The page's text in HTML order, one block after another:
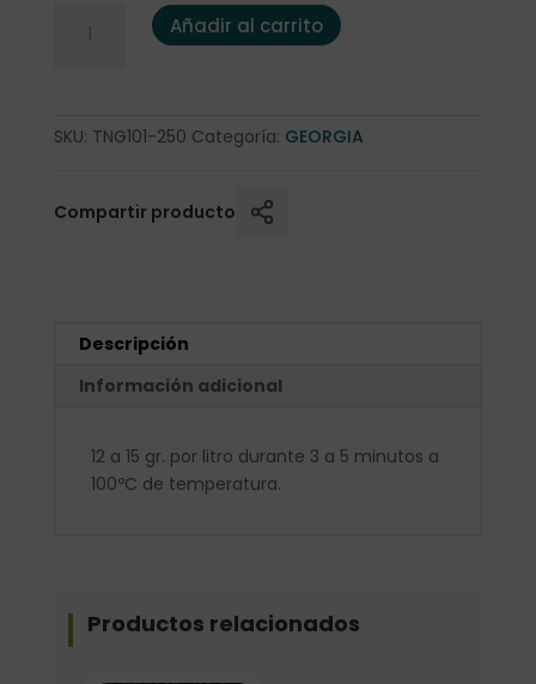
Té Negro Georgia "Grusinien" 250 gr. cantidad
Añadir al carrito
SKU: TNG101-250 Categoría: GEORGIA
Compartir producto
Descripción
Información adicional
12 a 15 gr. por litro durante 3 a 5 minutos a
100ºC de temperatura.
Productos relacionados